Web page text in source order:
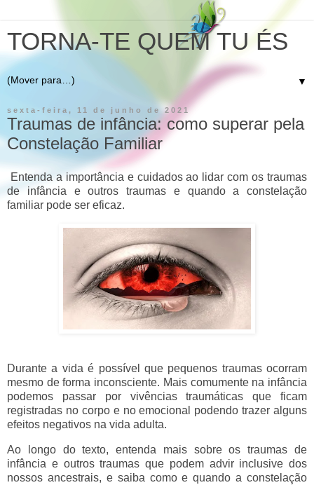
TORNA-TE QUEM TU ÉS
▼
sexta-feira, 11 de junho de 2021
Traumas de infância: como superar pela
Constelação Familiar
Entenda a importância e cuidados ao lidar com os traumas
de infância e outros traumas e quando a constelação
familiar pode ser eficaz.
Durante a vida é possível que pequenos traumas ocorram
mesmo de forma inconsciente. Mais comumente na infância
podemos passar por vivências traumáticas que ficam
registradas no corpo e no emocional podendo trazer alguns
efeitos negativos na vida adulta.
Ao longo do texto, entenda mais sobre os traumas de
infância e outros traumas que podem advir inclusive dos
nossos ancestrais, e saiba como e quando a constelação